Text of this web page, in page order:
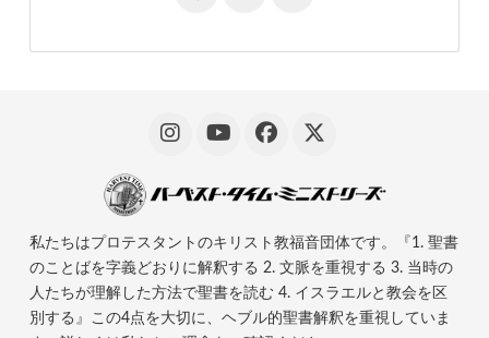
私たちはプロテスタントのキリスト教福音団体です。『1. 聖書
のことばを字義どおりに解釈する 2. 文脈を重視する 3. 当時の
人たちが理解した方法で聖書を読む 4. イスラエルと教会を区
別する』この4点を大切に、ヘブル的聖書解釈を重視していま